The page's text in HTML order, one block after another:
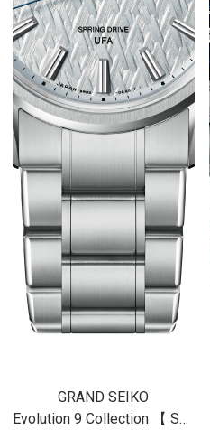
GRAND SEIKO
Evolution 9 Collection 【 SLGB003 】